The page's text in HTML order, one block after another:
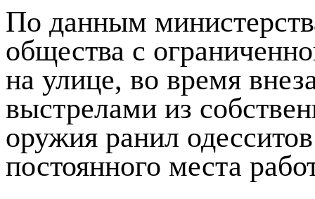
По данным
общества с
на улице, во время
выстрелами из
оружия ранил
постоянного места